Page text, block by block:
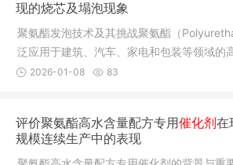
现的烧芯及塌泡现象
聚氨酯发泡技术及其挑战聚氨酯（
泛应用于建筑、汽车、家电和包装等领域的
的隔热性
2026-01-08 83
评价聚氨酯高水含量配方专用催化剂在
规模连续生产中的表现